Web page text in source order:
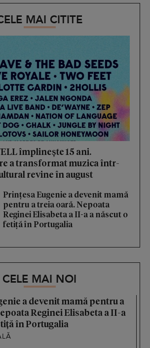
MAI CITITE
împlinește 15 ani.
a transformat muzica într-
revine în august
Prințesa Eugenie a devenit mamă
pentru a treia oară. Nepoata
Reginei Elisabeta a II-a a născut o
fetiță în Portugalia
CELE MAI NOI
a devenit mamă pentru a
Reginei Elisabeta a II-a
în Portugalia